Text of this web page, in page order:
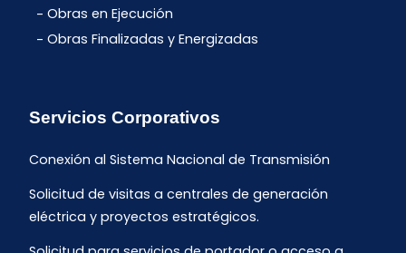
Obras en Ejecución
Obras Finalizadas y Energizadas
Servicios Corporativos
Conexión al Sistema Nacional de Transmisión
Solicitud de visitas a centrales de generación
eléctrica y proyectos estratégicos.